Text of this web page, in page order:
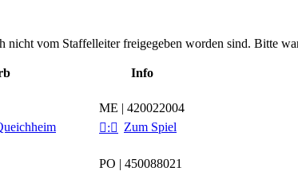
nicht vom Staffelleiter freigegeben worden sind. Bitte
Info
ME | 420022004
: Zum Spiel
PO | 450088021